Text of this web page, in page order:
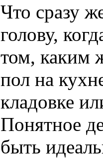
Что сразу
голову,
том, каким
пол на
кладовке
Понятное
быть